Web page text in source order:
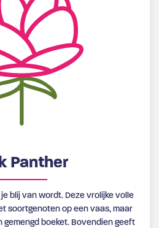
Panther
blij van wordt. Deze vrolijke volle
soortgenoten op een vaas, maar
gemengd boeket. Bovendien geeft